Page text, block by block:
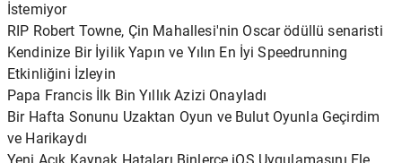
İstemiyor
RIP Robert Towne, Çin Mahallesi'nin Oscar ödüllü senaristi
Kendinize Bir İyilik Yapın ve Yılın En İyi Speedrunning
Etkinliğini İzleyin
Papa Francis İlk Bin Yıllık Azizi Onayladı
Bir Hafta Sonunu Uzaktan Oyun ve Bulut Oyunla Geçirdim
ve Harikaydı